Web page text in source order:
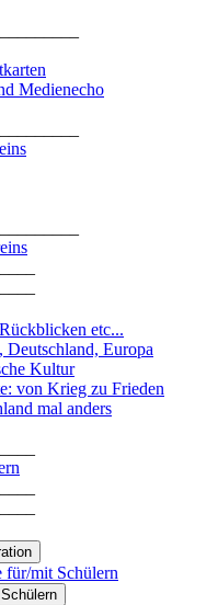
Medienecho
etc...
Deutschland, Europa
Kultur
von Krieg zu Frieden
mal anders
für/mit Schülern